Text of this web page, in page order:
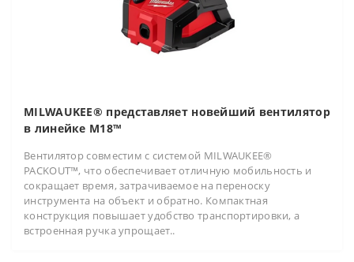
MILWAUKEE® представляет новейший вентилятор
в линейке M18™
Вентилятор совместим с системой MILWAUKEE®
PACKOUT™, что обеспечивает отличную мобильность и
сокращает время, затрачиваемое на переноску
инструмента на объект и обратно. Компактная
конструкция повышает удобство транспортировки, а
встроенная ручка упрощает..